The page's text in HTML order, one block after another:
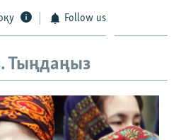
Follow us
Тыңдаңыз